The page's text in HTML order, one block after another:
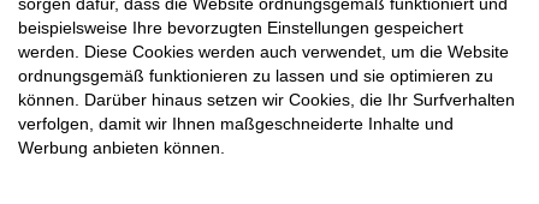
beispielsweise Ihre bevorzugten Einstellungen gespeichert
werden. Diese Cookies werden auch verwendet, um die Website
ordnungsgemäß funktionieren zu lassen und sie optimieren zu
können. Darüber hinaus setzen wir Cookies, die Ihr Surfverhalten
verfolgen, damit wir Ihnen maßgeschneiderte Inhalte und
Werbung anbieten können.